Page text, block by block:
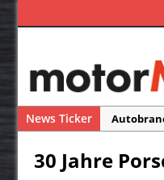
News Ticker
Das
30 Jahre